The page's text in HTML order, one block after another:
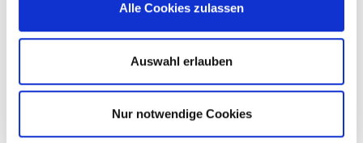
Alle Cookies zulassen
Auswahl erlauben
Nur notwendige Cookies
"Walter
Riedel"
"Hohe
Sonne"
"Future"